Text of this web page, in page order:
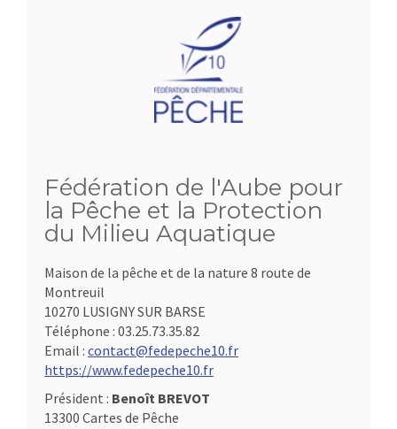
Fédération de l'Aube pour
la Pêche et la Protection
du Milieu Aquatique
Maison de la pêche et de la nature 8 route de
Montreuil
10270 LUSIGNY SUR BARSE
Téléphone : 03.25.73.35.82
Email : contact@fedepeche10.fr
https://www.fedepeche10.fr
Président : Benoît BREVOT
13300 Cartes de Pêche